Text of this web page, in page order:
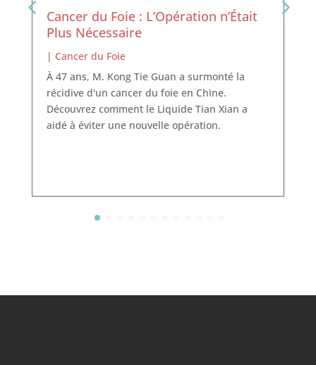
Cancer du Foie : L’Opération n’Était
Plus Nécessaire
| Cancer du Foie
À 47 ans, M. Kong Tie Guan a surmonté la
récidive d'un cancer du foie en Chine.
Découvrez comment le Liquide Tian Xian a
aidé à éviter une nouvelle opération.